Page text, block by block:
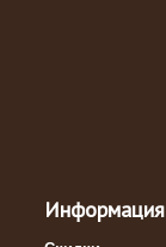
Информация